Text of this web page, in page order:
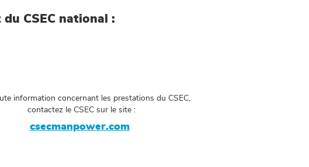
du CSEC national :
information concernant les prestations du CSEC,
contactez le CSEC sur le site :
csecmanpower.com